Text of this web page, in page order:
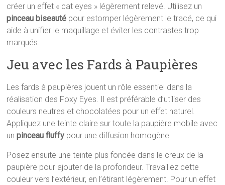
créer un effet « cat eyes » légèrement relevé. Utilisez un
pinceau biseauté pour estomper légèrement le tracé, ce qui
aide à unifier le maquillage et éviter les contrastes trop
marqués.
Jeu avec les Fards à Paupières
Les fards à paupières jouent un rôle essentiel dans la
réalisation des Foxy Eyes. Il est préférable d’utiliser des
couleurs neutres et chocolatées pour un effet naturel.
Appliquez une teinte claire sur toute la paupière mobile avec
unpinceau fluffy pour une diffusion homogène.
Posez ensuite une teinte plus foncée dans le creux de la
paupière pour ajouter de la profondeur. Travaillez cette
couleur vers l’extérieur, en l’étirant légèrement. Pour un effet